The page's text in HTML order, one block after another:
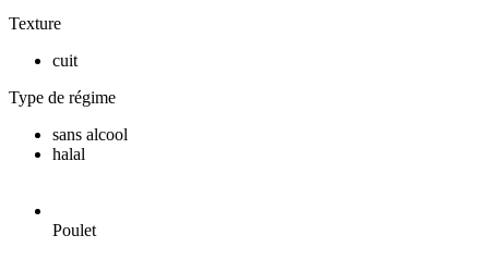
Texture
cuit
Type de régime
sans alcool
halal
Poulet